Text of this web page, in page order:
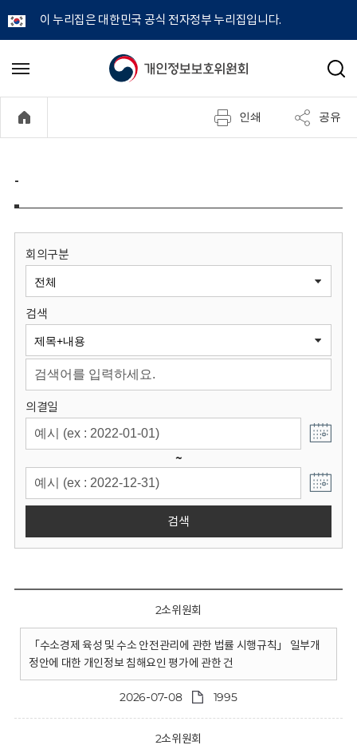
이 누리집은 대한민국 공식 전자정부 누리집입니다.
개
정
보
원
회
메
기
검
인쇄 공유
-
회의구분
검색
의결일
~
검색
2소위원회
「수소경제 육성 및 수소 안전관리에 관한 법률 시행규칙」 일부개
정안에 대한 개인정보 침해요인 평가에 관한 건
2026-07-08 1995
2소위원회